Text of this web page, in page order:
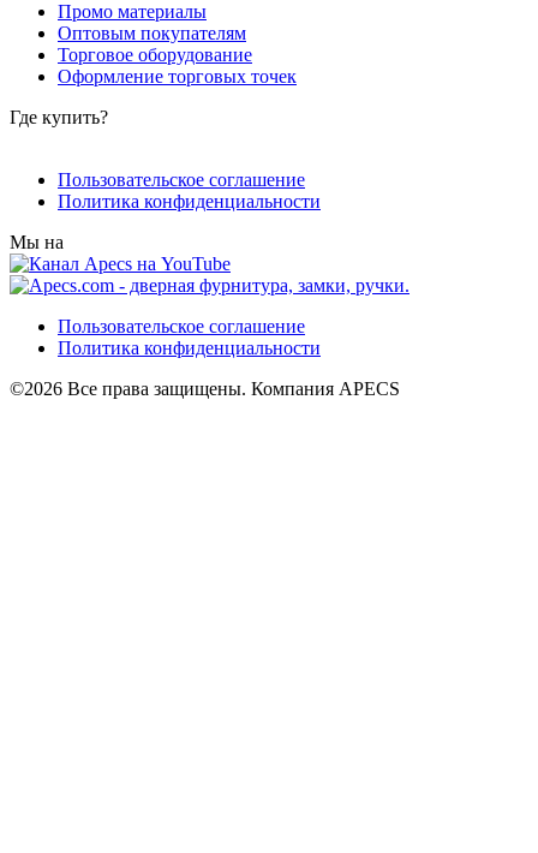
Промо материалы
Оптовым покупателям
Торговое оборудование
Оформление торговых точек
Где купить?
Пользовательское соглашение
Политика конфиденциальности
Мы на
Пользовательское соглашение
Политика конфиденциальности
©2026 Все права защищены. Компания APECS